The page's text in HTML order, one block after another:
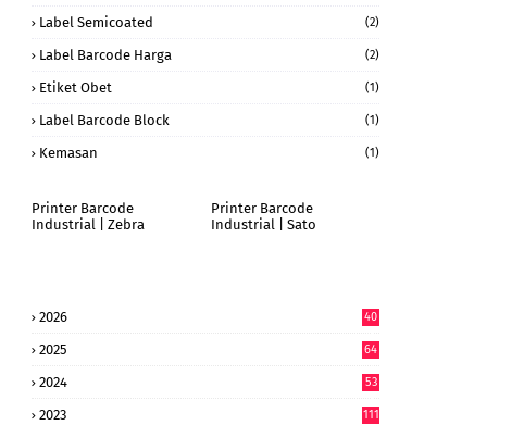
Label Semicoated (2)
Label Barcode Harga (2)
Etiket Obet (1)
Label Barcode Block (1)
Kemasan (1)
Printer Barcode
Industrial | Zebra
Printer Barcode
Industrial | Sato
2026
40
2025
64
2024
53
2023 111